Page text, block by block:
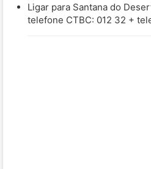
Ligar para Santana do
telefone CTBC: 012 32 +